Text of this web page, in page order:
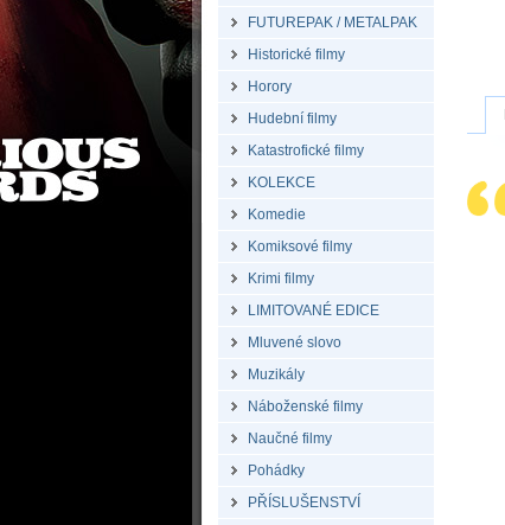
FUTUREPAK / METALPAK
Historické filmy
Horory
Hudební filmy
Katastrofické filmy
KOLEKCE
Komedie
Komiksové filmy
Krimi filmy
LIMITOVANÉ EDICE
Mluvené slovo
Muzikály
Náboženské filmy
Naučné filmy
Pohádky
PŘÍSLUŠENSTVÍ